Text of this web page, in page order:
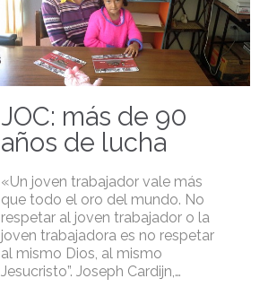
JOC: más de 90
años de lucha
«Un joven trabajador vale más
que todo el oro del mundo. No
respetar al joven trabajador o la
joven trabajadora es no respetar
al mismo Dios, al mismo
Jesucristo”. Joseph Cardijn,…